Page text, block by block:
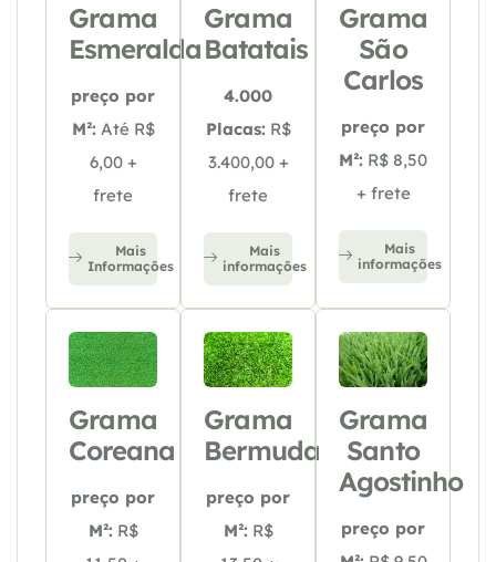
Grama
Esmeralda
preço por
M²: Até R$
6,00 +
frete
Mais
Informações
Grama
Batatais
4.000
Placas: R$
3.400,00 +
frete
Mais
informações
Grama
São
Carlos
preço por
M²: R$ 8,50
+ frete
Mais
informações
Grama
Coreana
preço por
M²: R$
Grama
Bermuda
preço por
M²: R$
Grama
Santo
Agostinho
preço por